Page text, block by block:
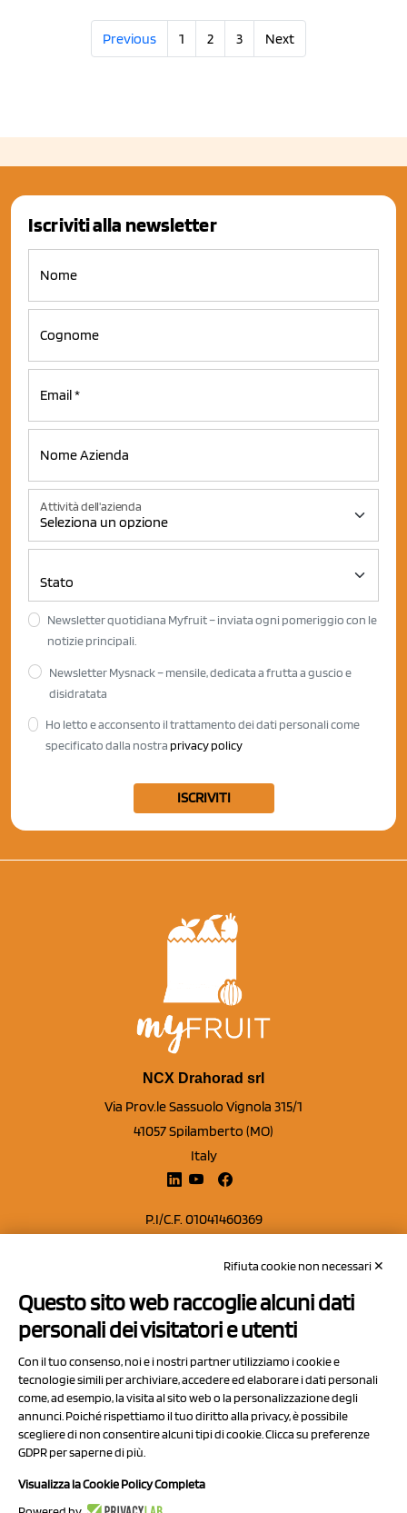
Previous 1 2 3 Next
Iscriviti alla newsletter
Attività dell'azienda
Newsletter quotidiana Myfruit – inviata ogni pomeriggio con le
notizie principali.
Newsletter Mysnack – mensile, dedicata a frutta a guscio e
disidratata
Ho letto e acconsento il trattamento dei dati personali come
specificato dalla nostra privacy policy
ISCRIVITI
NCX Drahorad srl
Via Prov.le Sassuolo Vignola 315/1
41057 Spilamberto (MO)
Italy
P.I/C.F. 01041460369
Capitale sociale Euro 50.000,00 i.v.
Contatti
Privacy Policy
Cookie Policy
Chi Siamo
Rifiuta cookie non necessari ✕
Questo sito web raccoglie alcuni dati
personali dei visitatori e utenti
Con il tuo consenso, noi e i nostri partner utilizziamo i cookie e
tecnologie simili per archiviare, accedere ed elaborare i dati personali
come, ad esempio, la visita al sito web o la personalizzazione degli
annunci. Poiché rispettiamo il tuo diritto alla privacy, è possibile
scegliere di non consentire alcuni tipi di cookie. Clicca su preferenze
GDPR per saperne di più.
Visualizza la Cookie Policy Completa